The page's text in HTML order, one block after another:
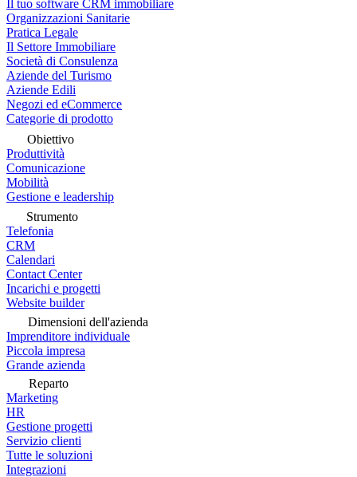
Il tuo software CRM immobiliare
Organizzazioni Sanitarie
Pratica Legale
Il Settore Immobiliare
Società di Consulenza
Aziende del Turismo
Aziende Edili
Negozi ed eCommerce
Categorie di prodotto
Obiettivo
Produttività
Comunicazione
Mobilità
Gestione e leadership
Strumento
Telefonia
CRM
Calendari
Contact Center
Incarichi e progetti
Website builder
Dimensioni dell'azienda
Imprenditore individuale
Piccola impresa
Grande azienda
Reparto
Marketing
HR
Gestione progetti
Servizio clienti
Tutte le soluzioni
Integrazioni